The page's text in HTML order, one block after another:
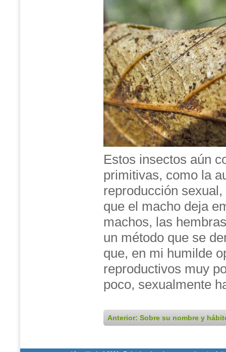
Estos insectos aún
primitivas, como la
reproducción
que el macho deja
machos, las
un método que se
que, en mi humilde
reproductivos muy
poco, sexualmente
Anterior: Sobre su nombre y